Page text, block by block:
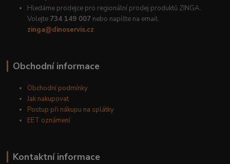
Hledáme prodejce pro regionální prodej produktů ZINGA.
Volejte 734 149 007 nebo napište na email:
zinga@dinoservis.cz
Obchodní informace
Obchodní podmínky
Jak nakupovat
Postup při nákupu na splátky
EET oznámení
Kontaktní informace